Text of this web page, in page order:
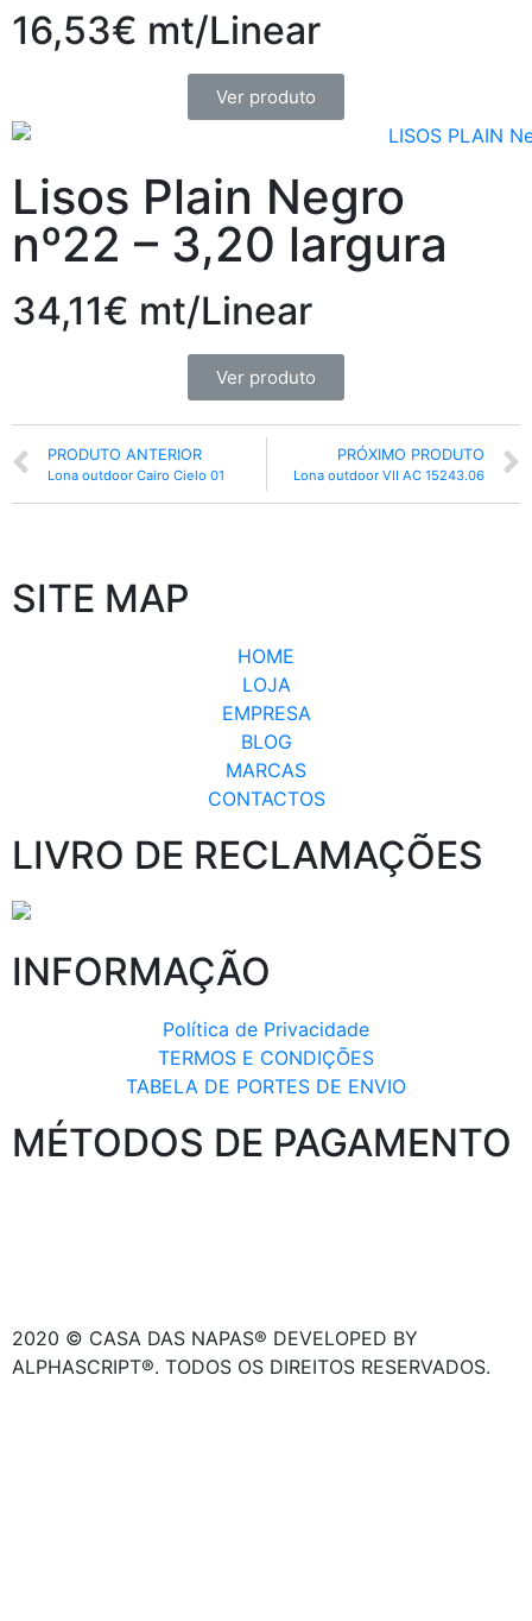
16,53€ mt/Linear
Ver produto
Lisos Plain Negro
nº22 – 3,20 largura
34,11€ mt/Linear
Ver produto
PRODUTO ANTERIOR
Lona outdoor Cairo Cielo 01
PRÓXIMO PRODUTO
Lona outdoor VII AC 15243.06
SITE MAP
HOME
LOJA
EMPRESA
BLOG
MARCAS
CONTACTOS
LIVRO DE RECLAMAÇÕES
INFORMAÇÃO
Política de Privacidade
TERMOS E CONDIÇÕES
TABELA DE PORTES DE ENVIO
MÉTODOS DE PAGAMENTO
2020 © CASA DAS NAPAS® DEVELOPED BY
ALPHASCRIPT®. TODOS OS DIREITOS RESERVADOS.